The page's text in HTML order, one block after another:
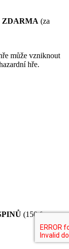
ZDARMA (za
může vzniknout
hře.
(150 free